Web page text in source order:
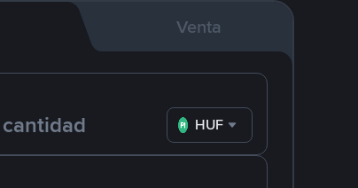
Venta
HUF